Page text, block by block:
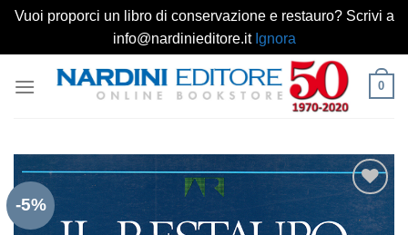
Vuoi proporci un libro di conservazione e restauro? Scrivi a
info@nardinieditore.it Ignora
0
-5%